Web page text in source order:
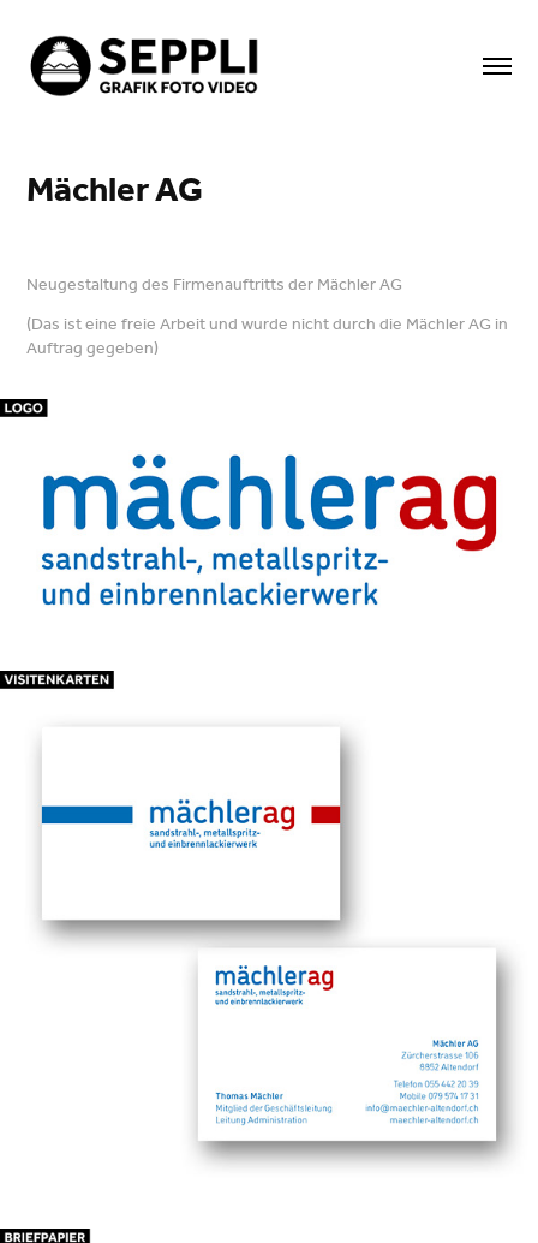
Mächler AG
Neugestaltung des Firmenauftritts der Mächler AG
(Das ist eine freie Arbeit und wurde nicht durch die Mächler AG in
Auftrag gegeben)